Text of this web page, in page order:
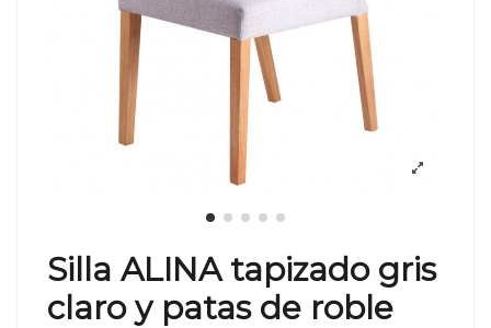
Silla ALINA tapizado gris
claro y patas de roble